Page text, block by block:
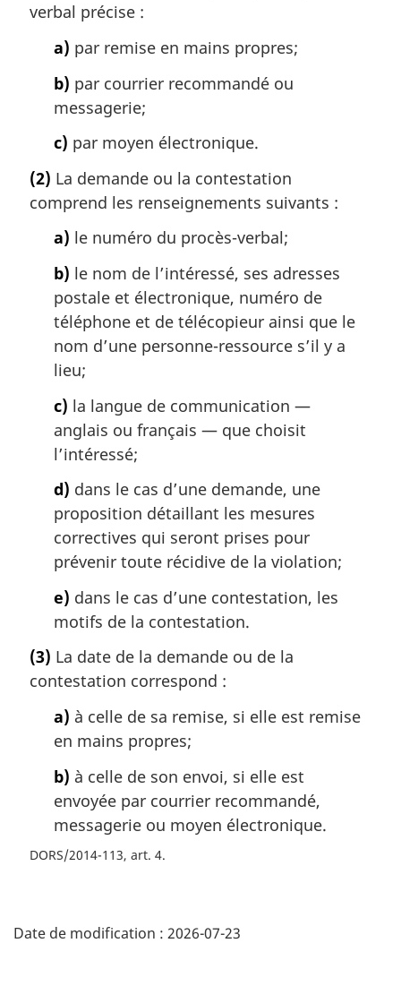
verbal précise :
a) par remise en mains propres;
b) par courrier recommandé ou
messagerie;
c) par moyen électronique.
(2) La demande ou la contestation
comprend les renseignements suivants :
a) le numéro du procès-verbal;
b) le nom de l’intéressé, ses adresses
postale et électronique, numéro de
téléphone et de télécopieur ainsi que le
nom d’une personne-ressource s’il y a
lieu;
c) la langue de communication —
anglais ou français — que choisit
l’intéressé;
d) dans le cas d’une demande, une
proposition détaillant les mesures
correctives qui seront prises pour
prévenir toute récidive de la violation;
e) dans le cas d’une contestation, les
motifs de la contestation.
(3) La date de la demande ou de la
contestation correspond :
a) à celle de sa remise, si elle est remise
en mains propres;
b) à celle de son envoi, si elle est
envoyée par courrier recommandé,
messagerie ou moyen électronique.
DORS/2014-113, art. 4
é
Date de modification : 2026-07-23